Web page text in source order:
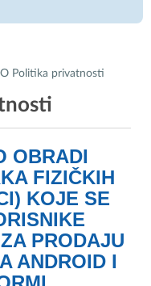
Politika privatnosti
OBRADI
FIZIČKIH
KOJE SE
PRODAJU
ANDROID I